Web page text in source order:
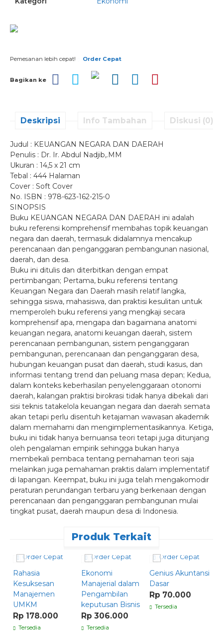
Pemesanan lebih cepat! Order Cepat
Bagikan ke
Deskripsi Info Tambahan Diskusi (0)
Judul : KEUANGAN NEGARA DAN DAERAH
Penulis : Dr. Ir. Abdul Nadjib,.MM
Ukuran : 14,5 x 21 cm
Tebal : 444 Halaman
Cover : Soft Cover
No. ISBN : 978-623-162-215-0
SINOPSIS
Buku KEUANGAN NEGARA DAN DAERAH ini adalah
buku referensi komprehensif membahas topik keuangan
negara dan daerah, termasuk didalamnya mencakup
perencanaan dan penganggaran pembangunan nasional,
daerah, dan desa.
Buku ini ditulis dan diterbitkan dengan empat
pertimbangan; Pertama, buku referensi tentang
Keuangan Negara dan Daerah masih relatif langka,
sehingga siswa, mahasiswa, dan praktisi kesulitan untuk
memperoleh buku referensi yang mengkaji secara
komprehensif apa, mengapa dan bagaimana anatomi
keuangan negara, anatomi keuangan daerah, sistem
perencanaan pembangunan, sistem penganggaran
pembangunan, perencanaan dan penganggaran desa,
hubungan keuangan pusat dan daerah, studi kasus, dan
informasi tentang trend dan peluang masa depan; Kedua,
dalam konteks keberhasilan penyelenggaraan otonomi
daerah, kalangan praktisi birokrasi tidak hanya dibekali dari
sisi teknis tatakelola keuangan negara dan daerah semata
akan tetapi perlu disentuh ketajaman wawasan akademik
dalam memahami dan mengimplementasikannya. Ketiga,
buku ini tidak hanya bernuansa teori tetapi juga ditunjang
oleh pengalaman empirik sehingga bukan hanya
membekali pembaca tentang pemahaman teori saja
melainkan juga pemahaman praktis dalam implementatif
di lapangan. Keempat, buku ini juga telah mengakomodir
peraturan perundangan terbaru yang berkenaan dengan
perencanaan dan penganggaran pembangunan mulai
tingkat pusat, daerah maupun desa di Indonesia.
Produk Terkait
Order Cepat
Rahasia
Kesuksesan
Manajemen
UMKM
Rp 178.000
Tersedia
Order Cepat
Ekonomi
Manajerial dalam
Pengambilan
keputusan Bisnis
Rp 306.000
Tersedia
Order Cepat
Genius Akuntansi
Dasar
Rp 70.000
Tersedia